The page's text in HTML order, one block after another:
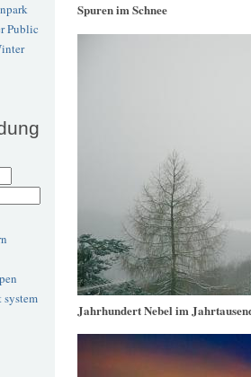
Public
Spuren im Schnee
Jahrhundert Nebel im